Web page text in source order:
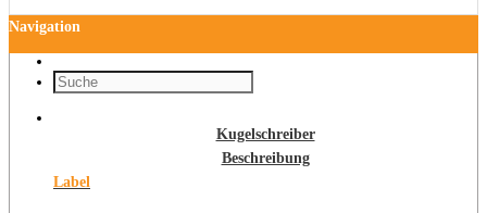
Navigation
Kugelschreiber
Beschreibung
Label